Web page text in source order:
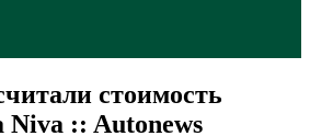
стоимость
Niva :: Autonews